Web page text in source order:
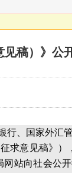
稿）》公
行、国家外汇
求意见稿》）
站向社会公